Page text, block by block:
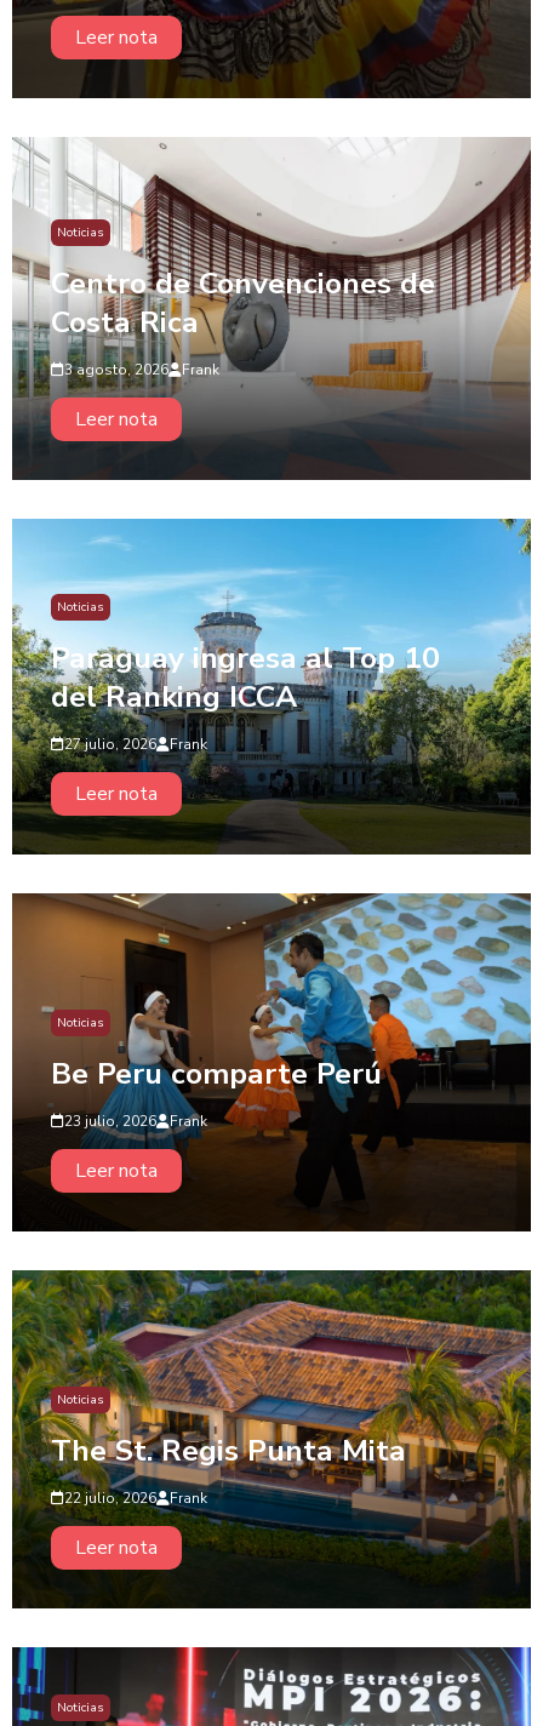
Leer nota
Noticias
Centro de Convenciones de
Costa Rica
3 agosto, 2026 Frank
Leer nota
Noticias
Paraguay ingresa al Top 10
del Ranking ICCA
27 julio, 2026 Frank
Leer nota
Noticias
Be Peru comparte Perú
23 julio, 2026 Frank
Leer nota
Noticias
The St. Regis Punta Mita
22 julio, 2026 Frank
Leer nota
Noticias